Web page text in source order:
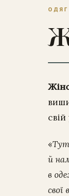
ОДЯГ
«Тут
й
в
свої